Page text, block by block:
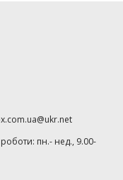
пн.- нед., 9.00-